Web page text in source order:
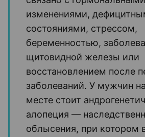
изменениями,
состояниями, стрессом,
беременностью,
щитовидной железы или
восстановлением после
заболеваний. У мужчин
месте стоит
алопеция —
облысения, при котором